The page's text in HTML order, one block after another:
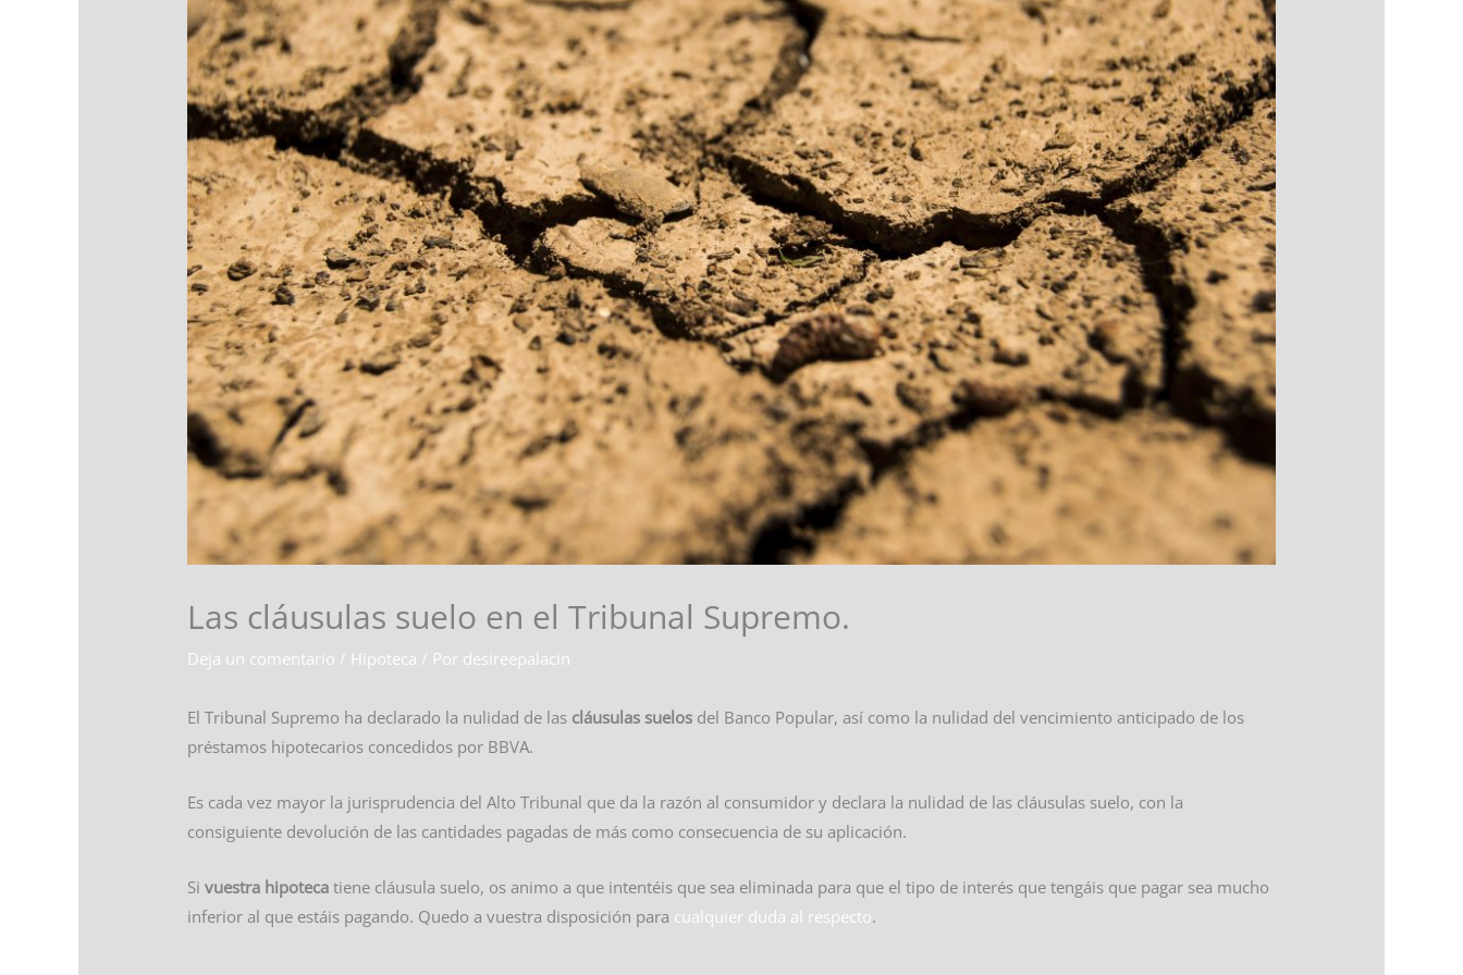
Las cláusulas suelo en el Tribunal Supremo.
Deja un comentario / Hipoteca / Por desireepalacin
El Tribunal Supremo ha declarado la nulidad de las cláusulas suelos del Banco Popular, así como la nulidad del vencimiento anticipado de los
préstamos hipotecarios concedidos por BBVA.
Es cada vez mayor la jurisprudencia del Alto Tribunal que da la razón al consumidor y declara la nulidad de las cláusulas suelo, con la
consiguiente devolución de las cantidades pagadas de más como consecuencia de su aplicación.
Sivuestra hipoteca tiene cláusula suelo, os animo a que intentéis que sea eliminada para que el tipo de interés que tengáis que pagar sea mucho
inferior al que estáis pagando. Quedo a vuestra disposición para cualquier duda al respecto.